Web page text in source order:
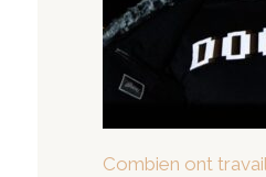
Combien ont